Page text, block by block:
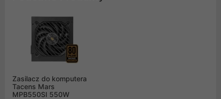
Zasilacz do komputera
Tacens Mars
MPB550SI 550W